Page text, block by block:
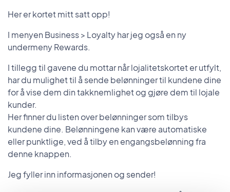
Her er kortet mitt satt opp!
I menyen Business > Loyalty har jeg også en ny
undermeny Rewards.
I tillegg til gavene du mottar når lojalitetskortet er utfylt,
har du mulighet til å sende belønninger til kundene dine
for å vise dem din takknemlighet og gjøre dem til lojale
kunder.
Her finner du listen over belønninger som tilbys
kundene dine. Belønningene kan være automatiske
eller punktlige, ved å tilby en engangsbelønning fra
denne knappen.
Jeg fyller inn informasjonen og sender!